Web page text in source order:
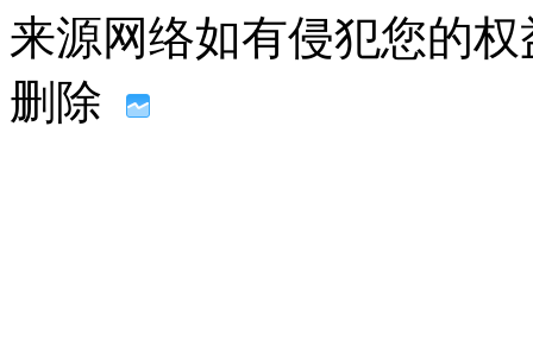
来源网络如有侵犯您的
删除